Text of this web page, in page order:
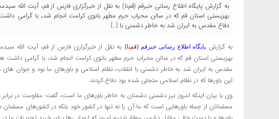
به گزارش پایگاه اطلاع رسانی خبرقم (قم‌نا) به نقل از خبرگزاری فارس از قم، آیت الله
بهزیستی استان قم که در سالن محراب حرم مطهر بانوی کرامت انجام شد، با گرامی
دفاع مقدس به ایران شد به خاطر دشمنی با […]
به گزارش پایگاه اطلاع رسانی خبرقم (قم‌نا) به نقل از خبرگزاری فارس از قم، آیت الله
بهزیستی استان قم که در سالن محراب حرم مطهر بانوی کرامت انجام شد، با گرامی داشت
مقدس به ایران شد به خاطر دشمنی با انقلاب، نظام اسلامی و باورهای ما بود و جوان های
این باورها که در نظام اسلامی متجلی شده بود دفاع کردند.
وی با بیان اینکه امروز نیز دشمنی دشمنان به خاطر باورهای ما است، گفت: مقاومت در
مسلمانان از جمله باورهایی است که ما آن را نه تنها در کشور خود بلکه در کشورهای مسلمان